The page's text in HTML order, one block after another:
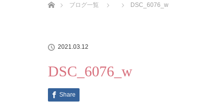
ブログ一覧
DSC_6076_w
2021.03.12
DSC_6076_w
Share